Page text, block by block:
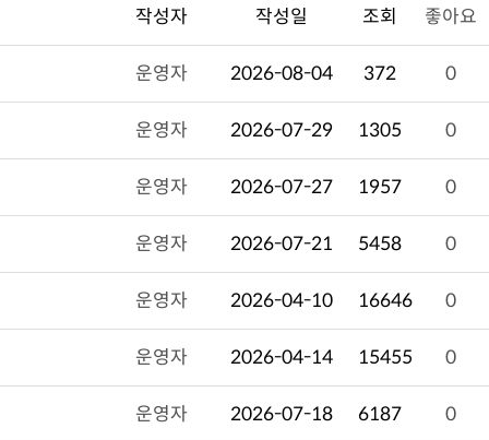
작성자 작성일 조회 좋아요
운영자 2026-08-04 372 0
운영자 2026-07-29 1305 0
운영자 2026-07-27 1957 0
운영자 2026-07-21 5458 0
운영자 2026-04-10 16646 0
운영자 2026-04-14 15455 0
운영자 2026-07-18 6187 0